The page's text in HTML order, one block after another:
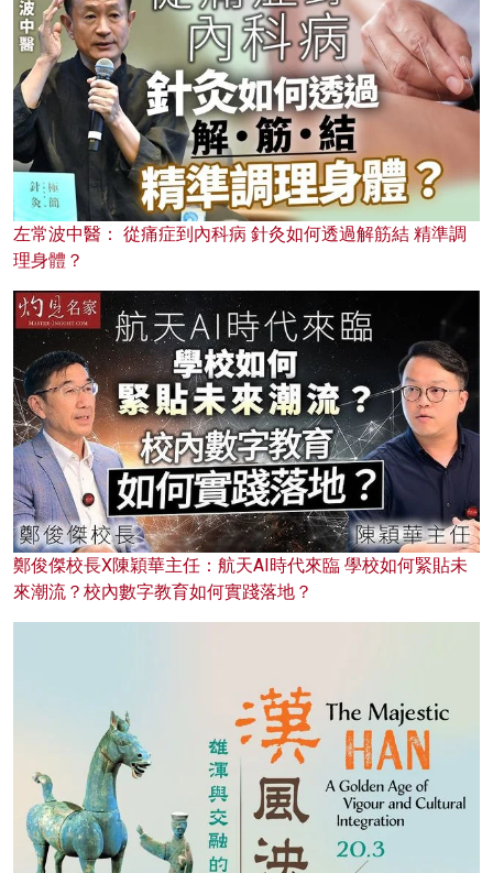
左常波中醫： 從痛症到內科病 針灸如何透過解筋結 精準調
理身體？
鄭俊傑校長X陳穎華主任：航天AI時代來臨 學校如何緊貼未
來潮流？校內數字教育如何實踐落地？